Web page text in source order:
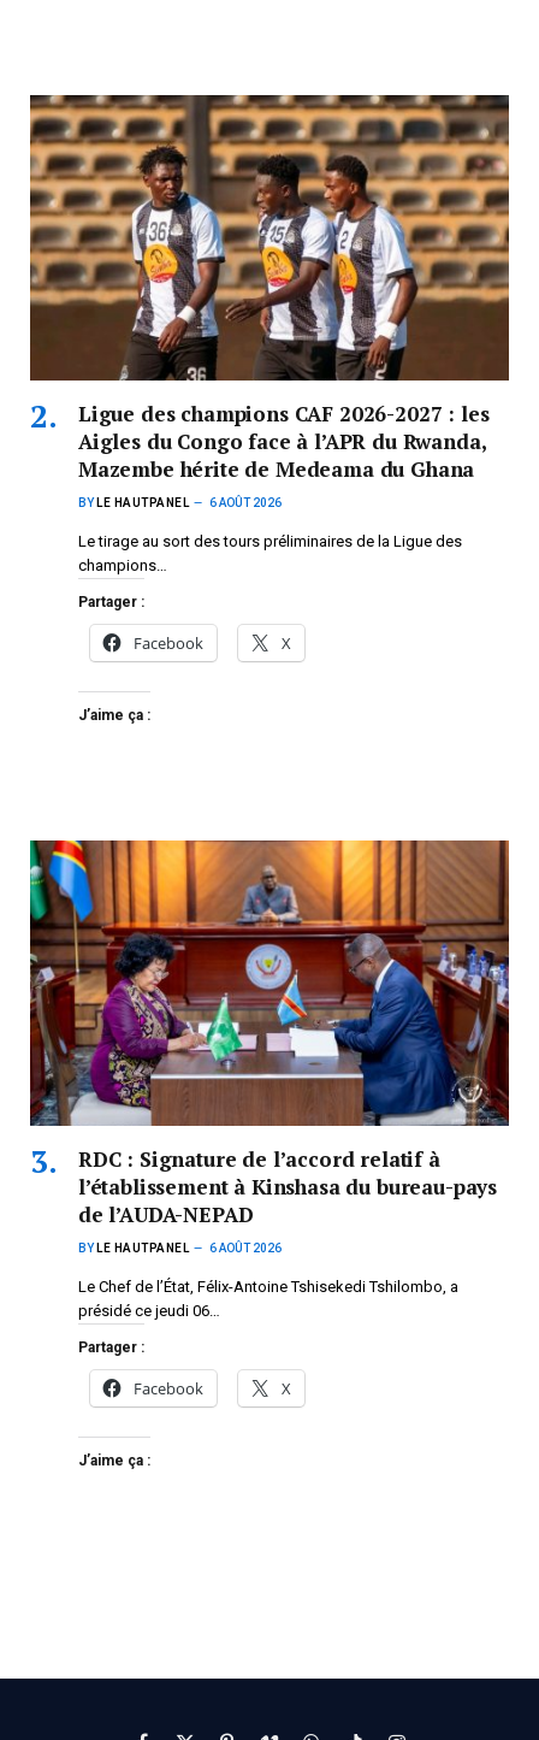
Ligue des champions CAF 2026-2027 : les
Aigles du Congo face à l’APR du Rwanda,
Mazembe hérite de Medeama du Ghana
BY LE HAUTPANEL 6 AOÛT 2026
Le tirage au sort des tours préliminaires de la Ligue des
champions…
Partager :
Facebook X
J’aime ça :
RDC : Signature de l’accord relatif à
l’établissement à Kinshasa du bureau-pays
de l’AUDA-NEPAD
BY LE HAUTPANEL 6 AOÛT 2026
Le Chef de l’État, Félix-Antoine Tshisekedi Tshilombo, a
présidé ce jeudi 06…
Partager :
Facebook X
J’aime ça :